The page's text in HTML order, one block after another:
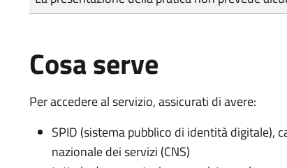
Cosa serve
Per accedere al servizio, assicurati di avere:
SPID (sistema pubblico di identità digitale),
nazionale dei servizi (CNS)